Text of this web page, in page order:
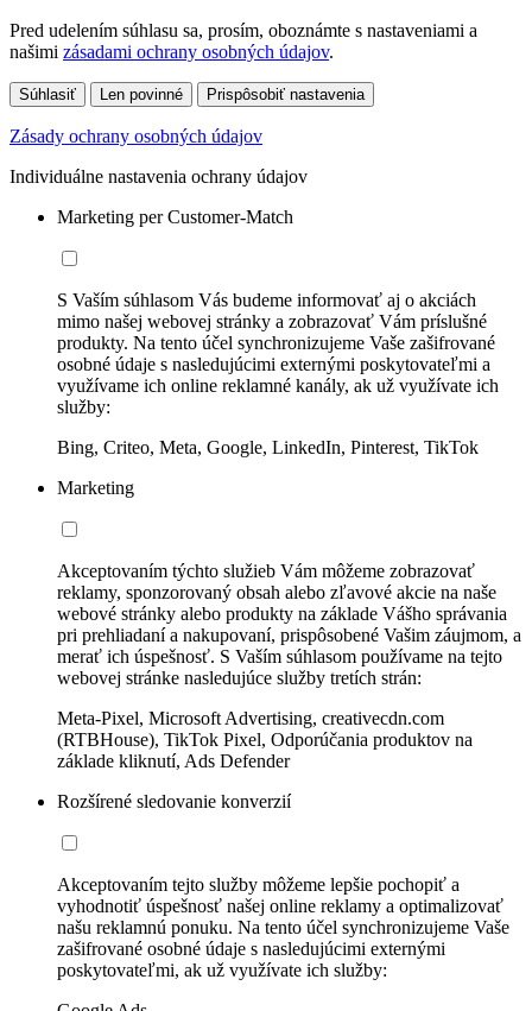
Pred udelením súhlasu sa, prosím, oboznámte s nastaveniami a
našimi zásadami ochrany osobných údajov.
Súhlasiť Len povinné Prispôsobiť nastavenia
Zásady ochrany osobných údajov
Individuálne nastavenia ochrany údajov
Marketing per Customer-Match
S Vaším súhlasom Vás budeme informovať aj o akciách
mimo našej webovej stránky a zobrazovať Vám príslušné
produkty. Na tento účel synchronizujeme Vaše zašifrované
osobné údaje s nasledujúcimi externými poskytovateľmi a
využívame ich online reklamné kanály, ak už využívate ich
služby:
Bing, Criteo, Meta, Google, LinkedIn, Pinterest, TikTok
Marketing
Akceptovaním týchto služieb Vám môžeme zobrazovať
reklamy, sponzorovaný obsah alebo zľavové akcie na naše
webové stránky alebo produkty na základe Vášho správania
pri prehliadaní a nakupovaní, prispôsobené Vašim záujmom, a
merať ich úspešnosť. S Vaším súhlasom používame na tejto
webovej stránke nasledujúce služby tretích strán:
Meta-Pixel, Microsoft Advertising, creativecdn.com
(RTBHouse), TikTok Pixel, Odporúčania produktov na
základe kliknutí, Ads Defender
Rozšírené sledovanie konverzií
Akceptovaním tejto služby môžeme lepšie pochopiť a
vyhodnotiť úspešnosť našej online reklamy a optimalizovať
našu reklamnú ponuku. Na tento účel synchronizujeme Vaše
zašifrované osobné údaje s nasledujúcimi externými
poskytovateľmi, ak už využívate ich služby: